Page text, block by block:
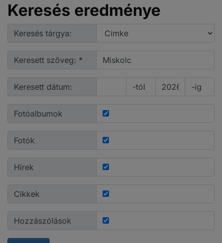
Keresés eredménye
Keresés tárgya:
Keresett szöveg: *
Keresett dátum: -tól -ig
Fotóalbumok
Fotók
Hírek
Cikkek
Hozzászólások